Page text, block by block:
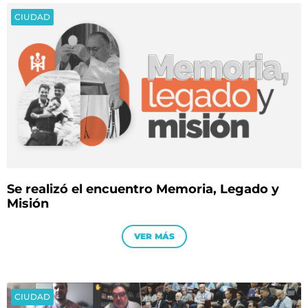
CIUDAD
Se realizó el encuentro Memoria, Legado y
Misión
VER MÁS
CIUDAD